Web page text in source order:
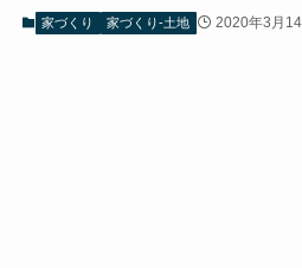
家づくり 家づくり-土地 2020年3月14